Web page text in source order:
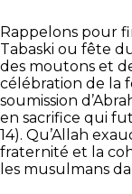
Rappelons pour
Tabaski ou fête
des moutons et
célébration de la
soumission
en sacrifice qui
14). Qu’Allah
fraternité et la
les musulmans